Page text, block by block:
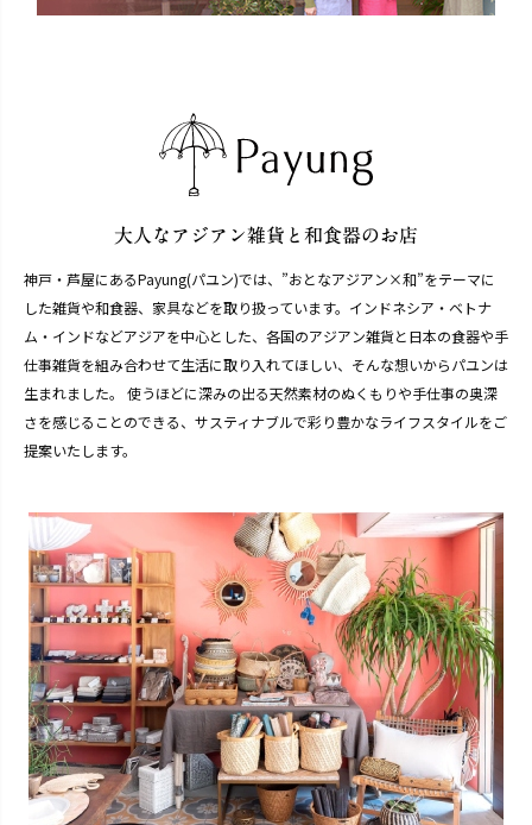
神戸・芦屋にあるPayung(パユン)では、”おとなアジアン×和”をテーマに
した雑貨や和食器、家具などを取り扱っています。インドネシア・ベトナ
ム・インドなどアジアを中心とした、各国のアジアン雑貨と日本の食器や手
仕事雑貨を組み合わせて生活に取り入れてほしい、そんな想いからパユンは
生まれました。 使うほどに深みの出る天然素材のぬくもりや手仕事の奥深
さを感じることのできる、サスティナブルで彩り豊かなライフスタイルをご
提案いたします。